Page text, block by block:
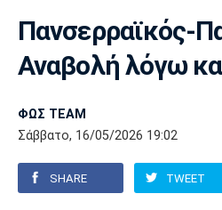
ΒΟΛΕΪ ΣΠΟΡ
AUTO-MOTO
Super League 1
Super League 2
Γ Εθνική
Ελλάδα
Μπάσκετ
Ελλάδα
Εθνική
EuroLeague
Ολυμπιακοί Αγώνες
Βόλεϊ
Πόλο
Ολυμπιακός ΑΕΚ
Παναθηναϊκός
Πανσερραϊκός-
Αναβολή λόγω
ΦΩΣ TEAM
Σάββατο, 16/05/2026 19:02
SHARE TWEET